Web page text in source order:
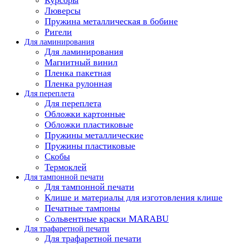
Люверсы
Пружина металлическая в бобине
Ригели
Для ламинирования
Для ламинирования
Магнитный винил
Пленка пакетная
Пленка рулонная
Для переплета
Для переплета
Обложки картонные
Обложки пластиковые
Пружины металлические
Пружины пластиковые
Скобы
Термоклей
Для тампонной печати
Для тампонной печати
Клише и материалы для изготовления клише
Печатные тампоны
Сольвентные краски MARABU
Для трафаретной печати
Для трафаретной печати